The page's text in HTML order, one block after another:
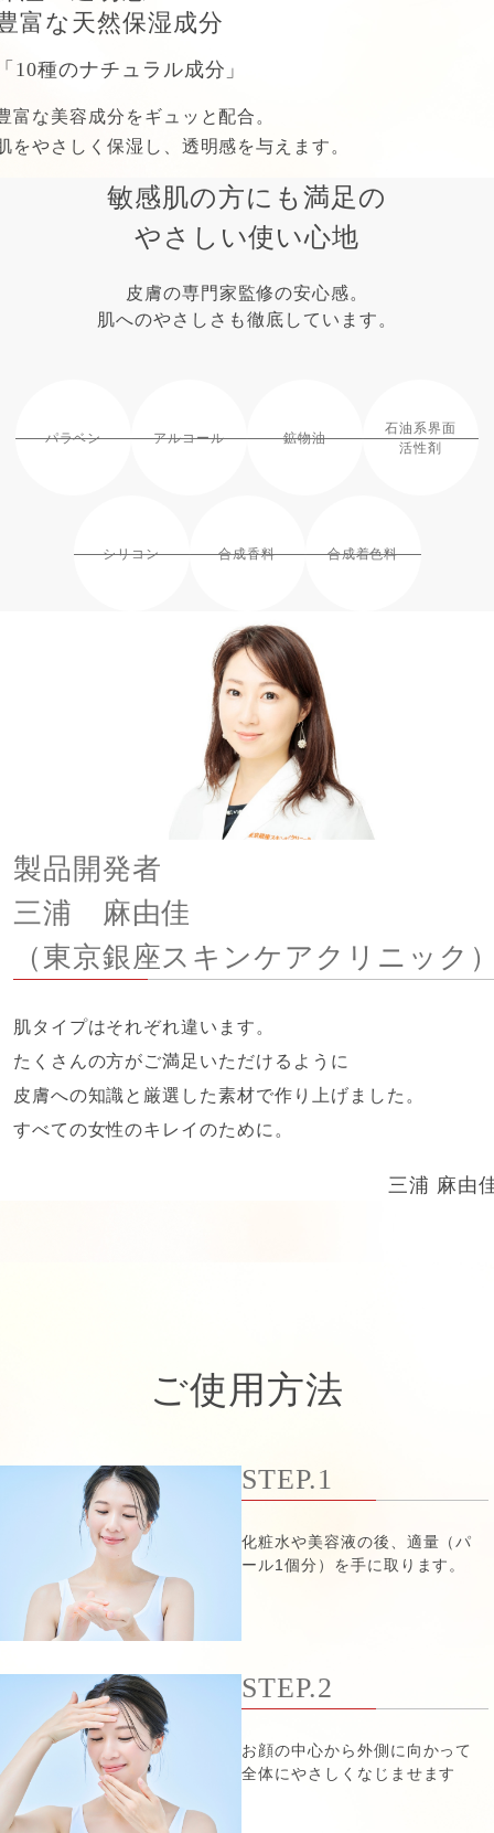
富な天然保湿成分
10種のナチュラル成分」
富な美容成分をギュッと配合。
をやさしく保湿し、透明感を与えます。
敏感肌の方にも満足の
やさしい使い心地
皮膚の専門家監修の安心感。
肌へのやさしさも徹底しています。
パラベン アルコール 鉱物油
石油系界面
活性剤
シリコン 合成香料 合成着色料
製品開発者
三浦 麻由佳
（東京銀座スキンケアクリニック
肌タイプはそれぞれ違います。
たくさんの方がご満足いただけるように
皮膚への知識と厳選した素材で作り上げました。
すべての女性のキレイのために。
三浦 麻由
ご使用方法
STEP.1
化粧水や美容液の後、適量（パ
ール1個分）を手に取ります。
STEP.2
お顔の中心から外側に向かって
全体にやさしくなじませます